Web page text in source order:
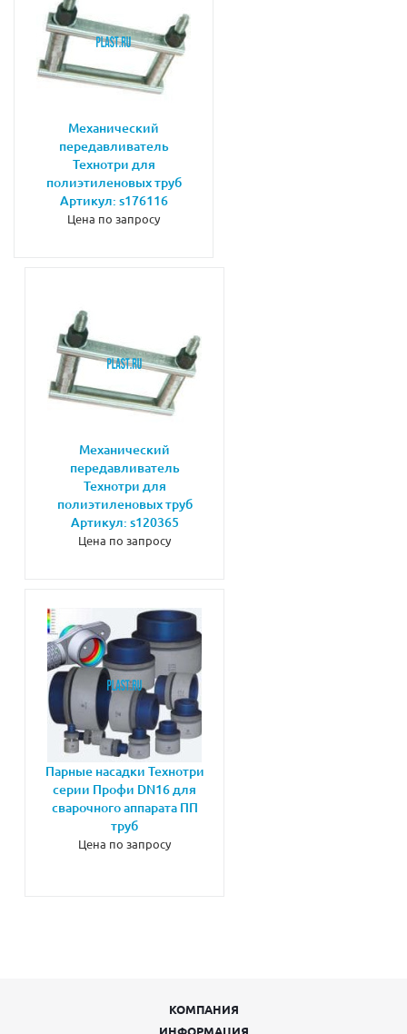
Механический
передавливатель
Технотри для
полиэтиленовых труб
Артикул: s176116
Цена по запросу
Механический
передавливатель
Технотри для
полиэтиленовых труб
Артикул: s120365
Цена по запросу
Парные насадки Технотри
серии Профи DN16 для
сварочного аппарата ПП
труб
Цена по запросу
КОМПАНИЯ
ИНФОРМАЦИЯ